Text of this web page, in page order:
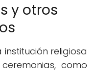
y otros
religiosa
como